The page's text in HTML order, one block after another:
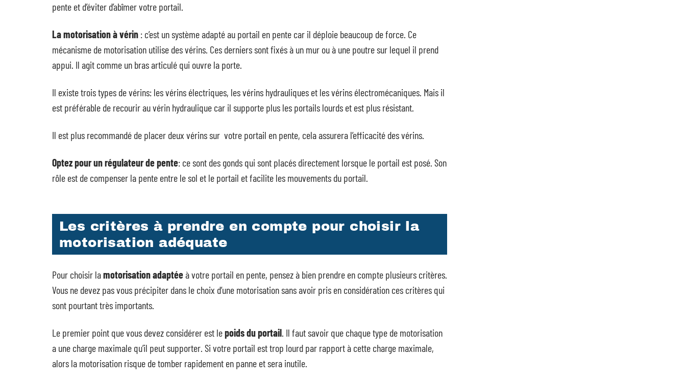
pente et d’éviter d’abîmer votre portail.
La motorisation à vérin : c’est un système adapté au portail en pente car il déploie beaucoup de force. Ce
mécanisme de motorisation utilise des vérins. Ces derniers sont fixés à un mur ou à une poutre sur lequel il prend
appui. Il agit comme un bras articulé qui ouvre la porte.
Il existe trois types de vérins: les vérins électriques, les vérins hydrauliques et les vérins électromécaniques. Mais il
est préférable de recourir au vérin hydraulique car il supporte plus les portails lourds et est plus résistant.
Il est plus recommandé de placer deux vérins sur votre portail en pente, cela assurera l’efficacité des vérins.
Optez pour un régulateur de pente: ce sont des gonds qui sont placés directement lorsque le portail est posé. Son
rôle est de compenser la pente entre le sol et le portail et facilite les mouvements du portail.
Les critères à prendre en compte pour choisir la
motorisation adéquate
Pour choisir lamotorisation adaptéeà votre portail en pente, pensez à bien prendre en compte plusieurs critères.
Vous ne devez pas vous précipiter dans le choix d’une motorisation sans avoir pris en considération ces critères qui
sont pourtant très importants.
Le premier point que vous devez considérer est lepoids du portail. Il faut savoir que chaque type de motorisation
a une charge maximale qu’il peut supporter. Si votre portail est trop lourd par rapport à cette charge maximale,
alors la motorisation risque de tomber rapidement en panne et sera inutile.